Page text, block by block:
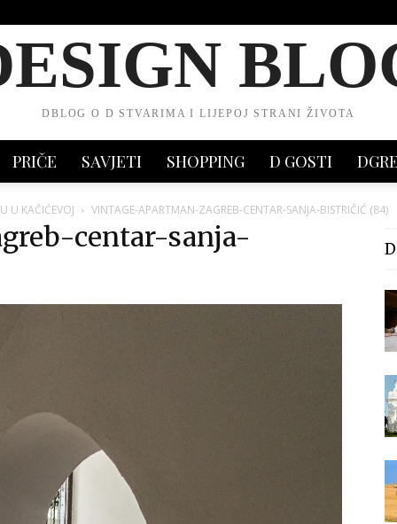
DBLOG O D STVARIMA I LIJEPOJ STRANI ŽIVOTA
PRIČE SAVJETI SHOPPING D GOSTI
U KAČIĆEVOJ VINTAGE-APARTMAN-ZAGREB-CENTAR-SANJA-BISTRIČIĆ (84)
centar-sanja-